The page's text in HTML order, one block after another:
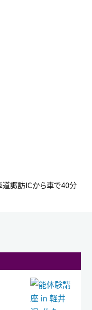
諏訪ICから車で40分